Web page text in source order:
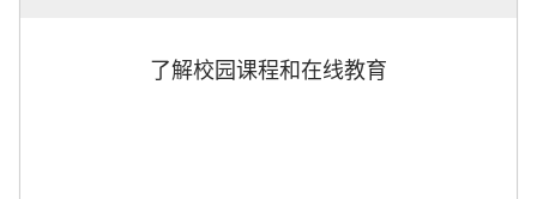
了解校园课程和在线教育